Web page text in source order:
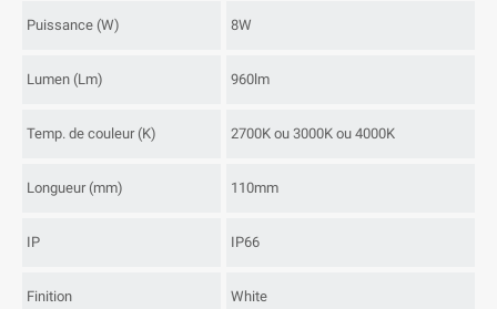
Puissance (W) 8W
Lumen (Lm) 960lm
Temp. de couleur (K) 2700K ou 3000K ou 4000K
Longueur (mm) 110mm
IP IP66
Finition White